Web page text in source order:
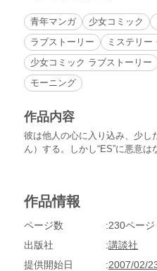
青年マンガ 少女コミック
ラブストーリー
ミステリー
少女コミック ラブストーリー
モーニング
作品内容
彼は他人の心に入り込み、少し
ん）する。しかし“ES”に悪意
青年・秋庭亮介（あきばりょ
は何なの？ 何のために生まれ
作品情報
ページ数
230ページ
出版社
講談社
提供開始日
2007/02/